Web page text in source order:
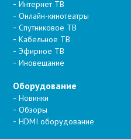
Интернет ТВ
Онлайн-кинотеатры
Спутниковое ТВ
Кабельное ТВ
Эфирное ТВ
Иновещание
Оборудование
Новинки
Обзоры
HDMI оборудование